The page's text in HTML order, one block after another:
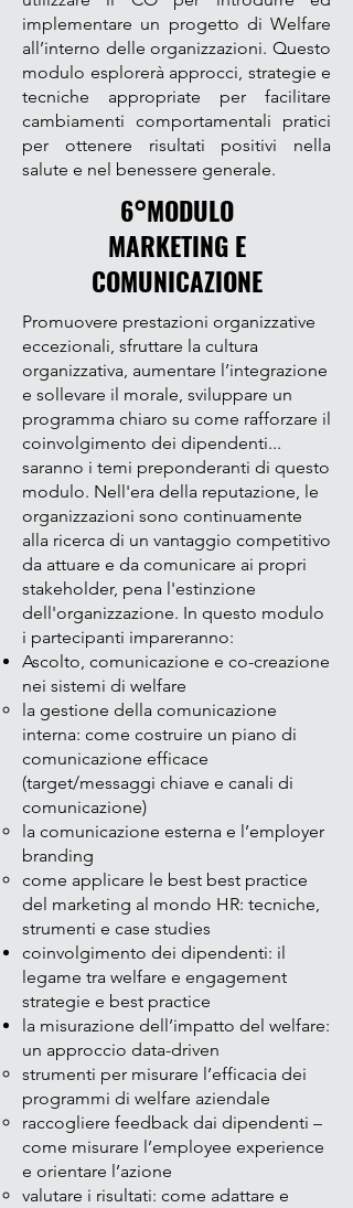
implementare un progetto di Welfare
all’interno delle organizzazioni. Questo
modulo esplorerà approcci, strategie e
tecniche appropriate per facilitare
cambiamenti comportamentali pratici
per ottenere risultati positivi nella
salute e nel benessere generale.
6°MODULO
MARKETING E
COMUNICAZIONE
​Promuovere prestazioni organizzative
eccezionali, sfruttare la cultura
organizzativa, aumentare l’integrazione
e sollevare il morale, sviluppare un
programma chiaro su come rafforzare il
coinvolgimento dei dipendenti...
saranno i temi preponderanti di questo
modulo. Nell'era della reputazione, le
organizzazioni sono continuamente
alla ricerca di un vantaggio competitivo
da attuare e da comunicare ai propri
stakeholder, pena l'estinzione
dell'organizzazione. In questo modulo
i partecipanti impareranno:
Ascolto, comunicazione e co-creazione
nei sistemi di welfare
la gestione della comunicazione
interna: come costruire un piano di
comunicazione efficace
(target/messaggi chiave e canali di
comunicazione)
la comunicazione esterna e l’employer
branding
come applicare le best best practice
del marketing al mondo HR: tecniche,
strumenti e case studies
coinvolgimento dei dipendenti: il
legame tra welfare e engagement
strategie e best practice
la misurazione dell’impatto del welfare:
un approccio data-driven
strumenti per misurare l’efficacia dei
programmi di welfare aziendale
raccogliere feedback dai dipendenti –
come misurare l’employee experience
e orientare l’azione
valutare i risultati: come adattare e